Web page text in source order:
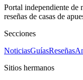
Portal independiente de
reseñas de casas de
Secciones
NoticiasGuíasReseñas
Sitios hermanos